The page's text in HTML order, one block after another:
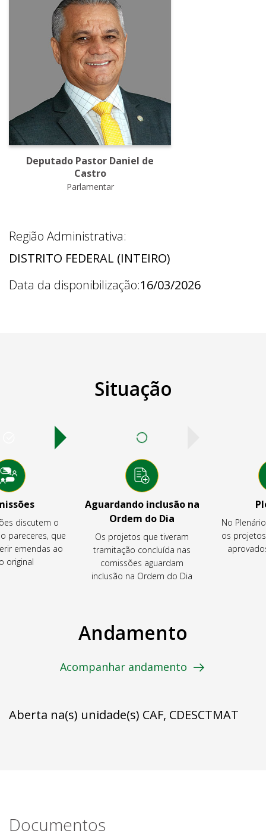
Deputado Pastor Daniel de
Castro
Parlamentar
Região Administrativa:
DISTRITO FEDERAL (INTEIRO)
Data da disponibilização:16/03/2026
Situação
discutem o
pareceres, que
emendas ao
original
Aguardando inclusão na
Ordem do Dia
Os projetos que tiveram
tramitação concluída nas
comissões aguardam
inclusão na Ordem do Dia
No
os
Andamento
Acompanhar andamento
Aberta na(s) unidade(s) CAF, CDESCTMAT
Documentos